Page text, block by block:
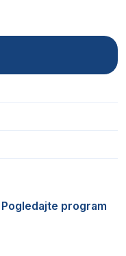
Pogledajte program